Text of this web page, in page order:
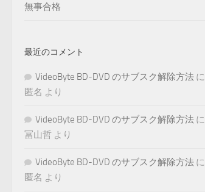
無事合格
最近のコメント
VideoByte BD-DVD のサブスク解除方法 に
匿名 より
VideoByte BD-DVD のサブスク解除方法 に
冨山哲 より
VideoByte BD-DVD のサブスク解除方法 に
匿名 より